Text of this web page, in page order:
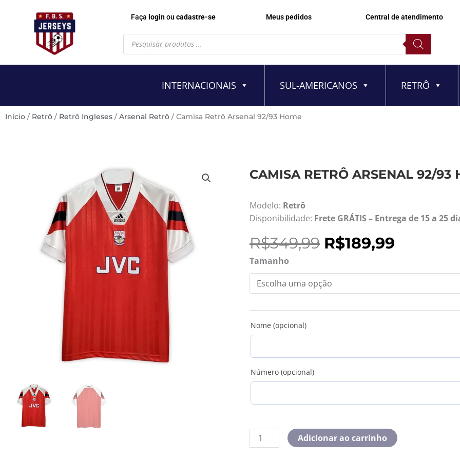
Faça loginou cadastre-se Meus pedidos Central de atendimento
Pesquisar
produtos
INTERNACIONAIS SUL-AMERICANOS RETRÔ
Início / Retrô / Retrô Ingleses /Arsenal Retrô / Camisa Retrô Arsenal 92/93 Home
CAMISA RETRÔ ARSENAL 92/93
Modelo: Retrô
Disponibilidade: Frete GRÁTIS – Entrega de 15 a 25
R$349,99 O
preço
original
era:
R$349,99.
R$189,99
atual
Tamanho
Nome (opcional)
Número (opcional)
Camisa
Retrô
Arsenal
92/93
Home
quantidade
Adicionar ao carrinho